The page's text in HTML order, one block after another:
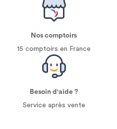
Nos comptoirs
15 comptoirs en France
Besoin d'aide ?
Service après vente